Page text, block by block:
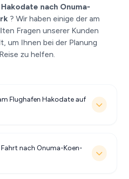
nach Onuma-
? Wir haben einige der am
Fragen unserer Kunden
um Ihnen bei der Planung
zu helfen.
Flughafen Hakodate auf
nach Onuma-Koen-